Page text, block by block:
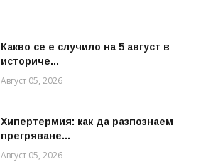
Какво се е случило на 5 август в
историче...
Август 05, 2026
Хипертермия: как да разпознаем
прегряване...
Август 05, 2026